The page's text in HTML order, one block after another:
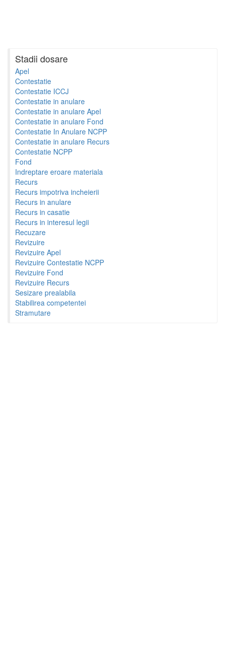
Stadii dosare
Apel
Contestatie
Contestatie ICCJ
Contestatie in anulare
Contestatie in anulare Apel
Contestatie in anulare Fond
Contestatie In Anulare NCPP
Contestatie in anulare Recurs
Contestatie NCPP
Fond
Indreptare eroare materiala
Recurs
Recurs impotriva incheierii
Recurs in anulare
Recurs in casatie
Recurs in interesul legii
Recuzare
Revizuire
Revizuire Apel
Revizuire Contestatie NCPP
Revizuire Fond
Revizuire Recurs
Sesizare prealabila
Stabilirea competentei
Stramutare